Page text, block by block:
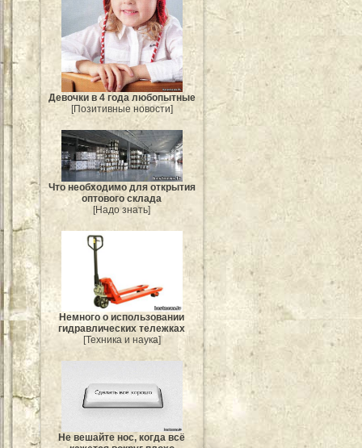
Девочки в 4 года любопытные
[Позитивные новости]
Что необходимо для открытия
оптового склада
[Надо знать]
Немного о использовании
гидравлических тележках
[Техника и наука]
Не вешайте нос, когда всё